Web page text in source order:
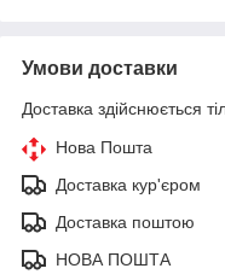
Умови доставки
Доставка здійснюється
Нова Пошта
Доставка кур'єром
Доставка поштою
НОВА ПОШТА